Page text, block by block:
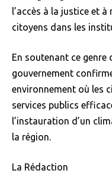
l’accès à la justice et
citoyens dans les
En soutenant ce genre
gouvernement
environnement où les
services publics
l’instauration d’un
la région.
La Rédaction